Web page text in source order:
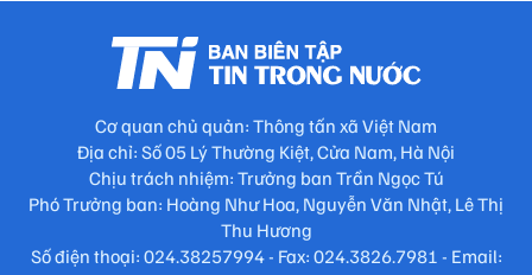
Cơ quan chủ quản: Thông tấn xã Việt Nam
Địa chỉ: Số 05 Lý Thường Kiệt, Cửa Nam, Hà Nội
Chịu trách nhiệm: Trưởng ban Trần Ngọc Tú
Phó Trưởng ban: Hoàng Như Hoa, Nguyễn Văn Nhật, Lê Thị
Thu Hương
Số điện thoại: 024.38257994 - Fax: 024.3826.7981 - Email: